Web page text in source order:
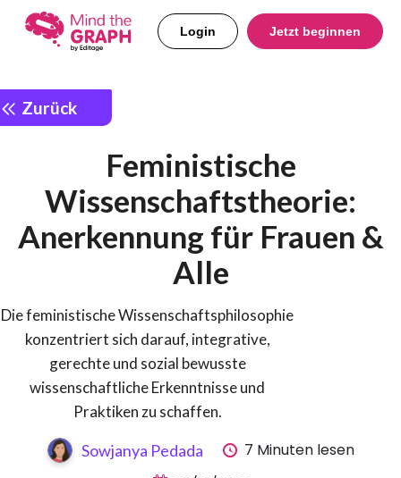
Login Jetzt beginnen
Zurück
Feministische
Wissenschaftstheorie:
Anerkennung für Frauen &
Alle
Die feministische Wissenschaftsphilosophie
konzentriert sich darauf, integrative,
gerechte und sozial bewusste
wissenschaftliche Erkenntnisse und
Praktiken zu schaffen.
Sowjanya Pedada
7 Minuten lesen